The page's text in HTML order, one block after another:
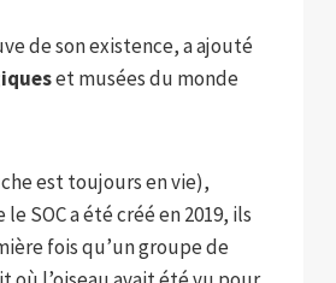
de son existence, a ajouté
et musées du monde
est toujours en vie),
SOC a été créé en 2019, ils
fois qu’un groupe de